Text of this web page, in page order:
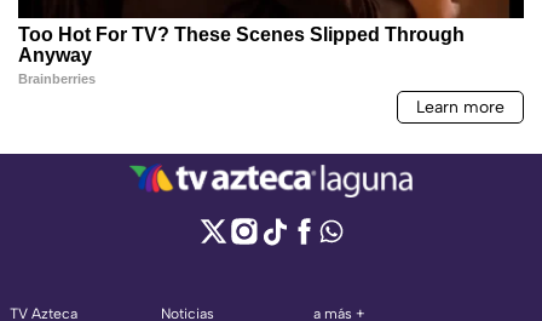
TV Azteca
Noticias
a más +